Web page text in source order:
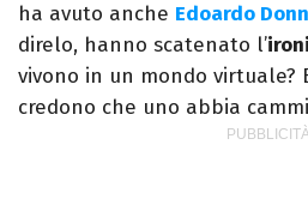
ha avuto anche Edoardo
direlo, hanno scatenato l’
vivono in un mondo virtuale?
credono che uno abbia